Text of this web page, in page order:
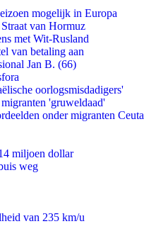
mogelijk in Europa
van Hormuz
met Wit-Rusland
van betaling aan
Jan B. (66)
oorlogsmisdadigers'
'gruweldaad'
onder migranten Ceuta
miljoen dollar
weg
van 235 km/u